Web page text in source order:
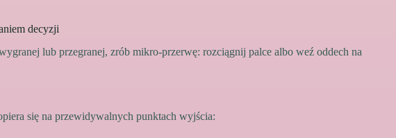
decyzji
lub przegranej, zrób mikro‑przerwę: rozciągnij palce albo weź oddech na
się na przewidywalnych punktach wyjścia: